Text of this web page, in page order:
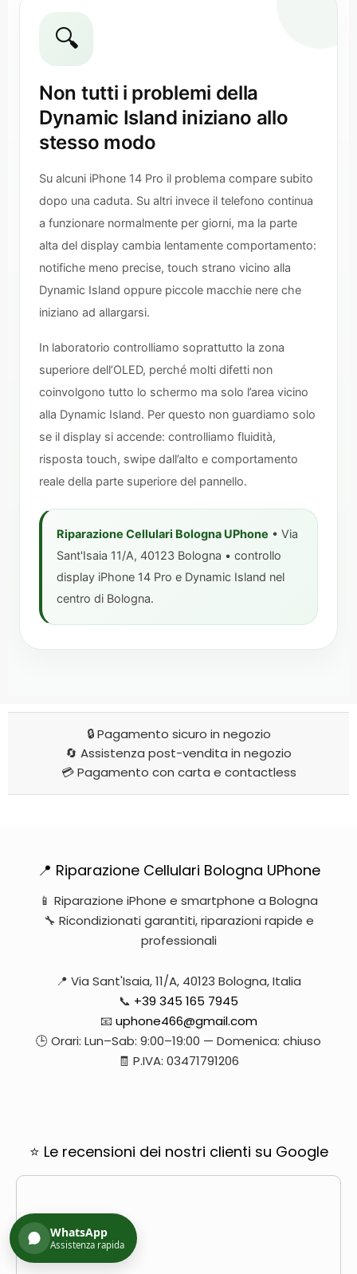
🔍
Non tutti i problemi della
Dynamic Island iniziano allo
stesso modo
Su alcuni iPhone 14 Pro il problema compare subito
dopo una caduta. Su altri invece il telefono continua
a funzionare normalmente per giorni, ma la parte
alta del display cambia lentamente comportamento:
notifiche meno precise, touch strano vicino alla
Dynamic Island oppure piccole macchie nere che
iniziano ad allargarsi.
In laboratorio controlliamo soprattutto la zona
superiore dell’OLED, perché molti difetti non
coinvolgono tutto lo schermo ma solo l’area vicino
alla Dynamic Island. Per questo non guardiamo solo
se il display si accende: controlliamo fluidità,
risposta touch, swipe dall’alto e comportamento
reale della parte superiore del pannello.
Riparazione Cellulari Bologna UPhone • Via
Sant'Isaia 11/A, 40123 Bologna • controllo
display iPhone 14 Pro e Dynamic Island nel
centro di Bologna.
🔒 Pagamento sicuro in negozio
🔄 Assistenza post-vendita in negozio
💳 Pagamento con carta e contactless
📍 Riparazione Cellulari Bologna UPhone
📱 Riparazione iPhone e smartphone a Bologna
🔧 Ricondizionati garantiti, riparazioni rapide e
professionali
📍 Via Sant'Isaia, 11/A, 40123 Bologna, Italia
📞 +39 345 165 7945
📧 uphone466@gmail.com
🕒 Orari: Lun–Sab: 9:00–19:00 — Domenica: chiuso
🧾 P.IVA: 03471791206
⭐ Le recensioni dei nostri clienti su Google
WhatsApp
Assistenza rapida